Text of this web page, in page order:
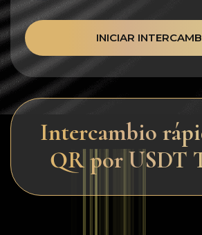
INICIAR
Intercambio
QR por USDT